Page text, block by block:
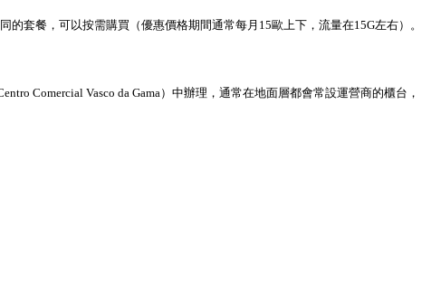
套餐，可以按需購買（優惠價格期間通常每月15歐上下，流量在15G左右）。
Comercial Vasco da Gama）中辦理，通常在地面層都會常設運營商的櫃台，